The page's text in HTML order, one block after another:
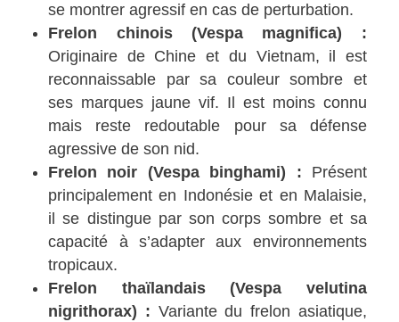
se montrer agressif en cas de perturbation.
Frelon chinois (Vespa magnifica) :
Originaire de Chine et du Vietnam, il est
reconnaissable par sa couleur sombre et
ses marques jaune vif. Il est moins connu
mais reste redoutable pour sa défense
agressive de son nid.
Frelon noir (Vespa binghami) : Présent
principalement en Indonésie et en Malaisie,
il se distingue par son corps sombre et sa
capacité à s’adapter aux environnements
tropicaux.
Frelon thaïlandais (Vespa velutina
nigrithorax) : Variante du frelon asiatique,